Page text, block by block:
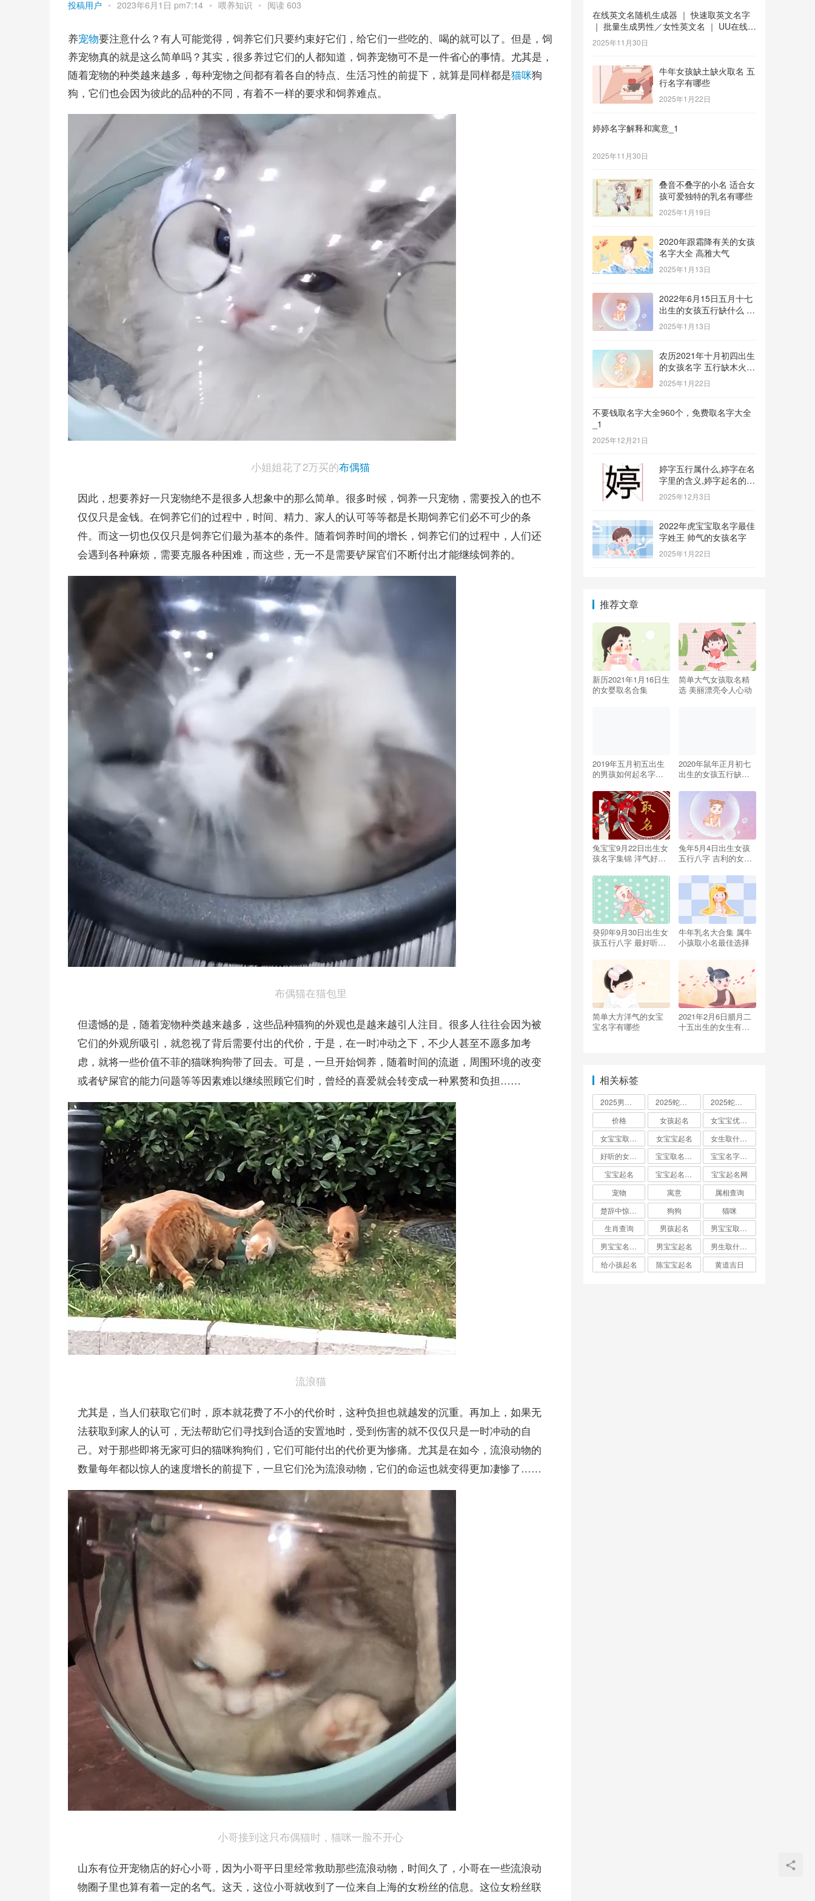
投稿用户 • 2023年6月1日 pm7:14 • 喂养知识 • 阅读 603
养宠物要注意什么？有人可能觉得，饲养它们只要约束好它们，给它们一些吃的、喝的就可以了。但是，饲
养宠物真的就是这么简单吗？其实，很多养过它们的人都知道，饲养宠物可不是一件省心的事情。尤其是，
随着宠物的种类越来越多，每种宠物之间都有着各自的特点、生活习性的前提下，就算是同样都是猫咪狗
狗，它们也会因为彼此的品种的不同，有着不一样的要求和饲养难点。
小姐姐花了2万买的布偶猫
因此，想要养好一只宠物绝不是很多人想象中的那么简单。很多时候，饲养一只宠物，需要投入的也不
仅仅只是金钱。在饲养它们的过程中，时间、精力、家人的认可等等都是长期饲养它们必不可少的条
件。而这一切也仅仅只是饲养它们最为基本的条件。随着饲养时间的增长，饲养它们的过程中，人们还
会遇到各种麻烦，需要克服各种困难，而这些，无一不是需要铲屎官们不断付出才能继续饲养的。
布偶猫在猫包里
但遗憾的是，随着宠物种类越来越多，这些品种猫狗的外观也是越来越引人注目。很多人往往会因为被
它们的外观所吸引，就忽视了背后需要付出的代价，于是，在一时冲动之下，不少人甚至不愿多加考
虑，就将一些价值不菲的猫咪狗狗带了回去。可是，一旦开始饲养，随着时间的流逝，周围环境的改变
或者铲屎官的能力问题等等因素难以继续照顾它们时，曾经的喜爱就会转变成一种累赘和负担……
流浪猫
尤其是，当人们获取它们时，原本就花费了不小的代价时，这种负担也就越发的沉重。再加上，如果无
法获取到家人的认可，无法帮助它们寻找到合适的安置地时，受到伤害的就不仅仅只是一时冲动的自
己。对于那些即将无家可归的猫咪狗狗们，它们可能付出的代价更为惨痛。尤其是在如今，流浪动物的
数量每年都以惊人的速度增长的前提下，一旦它们沦为流浪动物，它们的命运也就变得更加凄惨了……
小哥接到这只布偶猫时，猫咪一脸不开心
山东有位开宠物店的好心小哥，因为小哥平日里经常救助那些流浪动物，时间久了，小哥在一些流浪动
物圈子里也算有着一定的名气。这天，这位小哥就收到了一位来自上海的女粉丝的信息。这位女粉丝联
在线英文名随机生成器 ｜ 快速取英文名字
｜ 批量生成男性／女性英文名 ｜ UU在线工
具 _1
2025年11月30日
牛年女孩缺土缺火取名 五
行名字有哪些
2025年1月22日
婷婷名字解释和寓意_1
2025年11月30日
叠音不叠字的小名 适合女
孩可爱独特的乳名有哪些
2025年1月19日
2020年跟霜降有关的女孩
名字大全 高雅大气
2025年1月13日
2022年6月15日五月十七
出生的女孩五行缺什么 补
金的名字推荐
2025年1月13日
农历2021年十月初四出生
的女孩名字 五行缺木火八
字免费取名
2025年1月22日
不要钱取名字大全960个，免费取名字大全
_1
2025年12月21日
婷字五行属什么,婷字在名
字里的含义,婷字起名的寓
意_1
2025年12月3日
2022年虎宝宝取名字最佳
字姓王 帅气的女孩名字
2025年1月22日
推荐文章
新历2021年1月16日生
的女婴取名合集
简单大气女孩取名精
选 美丽漂亮令人心动
2019年五月初五出生
的男孩如何起名字，
2020年鼠年正月初七
出生的女孩五行缺火
兔宝宝9月22日出生女
孩名字集锦 洋气好听
兔年5月4日出生女孩
五行八字 吉利的女兔
癸卯年9月30日出生女
孩五行八字 最好听的
牛年乳名大合集 属牛
小孩取小名最佳选择
简单大方洋气的女宝
宝名字有哪些
2021年2月6日腊月二
十五出生的女生有富
相关标签
价格
女孩起名
女宝宝起名
宝宝起名
宝宝起名网
宠物
寓意
属相查询
狗狗
猫咪
生肖查询
男孩起名
男宝宝起名
给小孩起名
陈宝宝起名 黄道吉日